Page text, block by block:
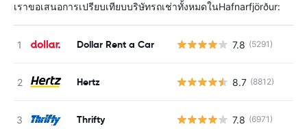
เราขอเสนอการเปรียบเทียบบริษัทรถเช่าทั้งหมดในHafnarfjörður:
Dollar Rent a Car 7.8 (5291)
Hertz 8.7 (8812)
Thrifty 7.8 (6971)